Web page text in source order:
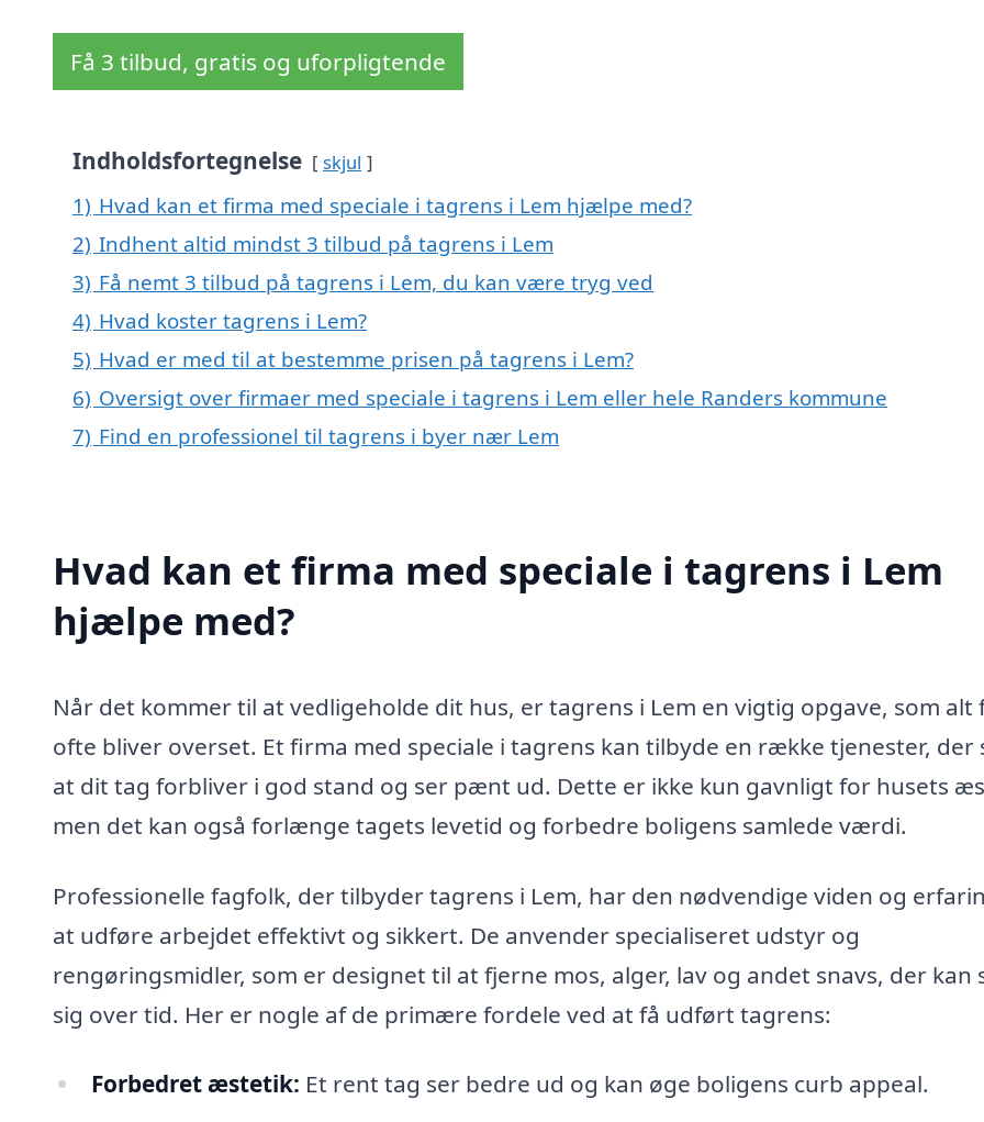
Få 3 tilbud, gratis og uforpligtende
Indholdsfortegnelse skjul
1) Hvad kan et firma med speciale i tagrens i Lem hjælpe med?
2) Indhent altid mindst 3 tilbud på tagrens i Lem
3) Få nemt 3 tilbud på tagrens i Lem, du kan være tryg ved
4) Hvad koster tagrens i Lem?
5) Hvad er med til at bestemme prisen på tagrens i Lem?
6) Oversigt over firmaer med speciale i tagrens i Lem eller hele Randers kommune
7) Find en professionel til tagrens i byer nær Lem
Hvad kan et firma med speciale i tagrens i Lem
hjælpe med?
Når det kommer til at vedligeholde dit hus, er tagrens i Lem en vigtig opgave, som alt
ofte bliver overset. Et firma med speciale i tagrens kan tilbyde en række tjenester, der
at dit tag forbliver i god stand og ser pænt ud. Dette er ikke kun gavnligt for husets
men det kan også forlænge tagets levetid og forbedre boligens samlede værdi.
Professionelle fagfolk, der tilbyder tagrens i Lem, har den nødvendige viden og
at udføre arbejdet effektivt og sikkert. De anvender specialiseret udstyr og
rengøringsmidler, som er designet til at fjerne mos, alger, lav og andet snavs, der kan
sig over tid. Her er nogle af de primære fordele ved at få udført tagrens:
Forbedret æstetik: Et rent tag ser bedre ud og kan øge boligens curb appeal.